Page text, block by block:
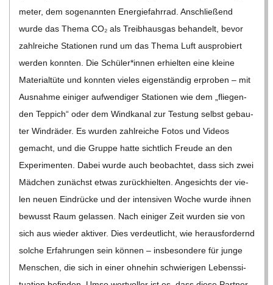
me­ter, dem soge­nann­ten Ener­gie­fahr­rad. Anschlie­ßend
wurde das Thema CO₂ als Treib­haus­gas behan­delt, bevor
zahl­rei­che Sta­tio­nen rund um das Thema Luft aus­pro­biert
wer­den konn­ten. Die Schüler*innen erhiel­ten eine kleine
Mate­ri­al­tüte und konn­ten vie­les eigen­stän­dig erpro­ben – mit
Aus­nahme eini­ger auf­wen­di­ger Sta­tio­nen wie dem „flie­gen­
den Tep­pich“ oder dem Wind­ka­nal zur Tes­tung selbst gebau­
ter Wind­rä­der. Es wur­den zahl­rei­che Fotos und Videos
gemacht, und die Gruppe hatte sicht­lich Freude an den
Expe­ri­men­ten. Dabei wurde auch beob­ach­tet, dass sich zwei
Mäd­chen zunächst etwas zurück­hiel­ten. Ange­sichts der vie­
len neuen Ein­drü­cke und der inten­si­ven Woche wurde ihnen
bewusst Raum gelas­sen. Nach eini­ger Zeit wur­den sie von
sich aus wie­der akti­ver. Dies ver­deut­licht, wie her­aus­for­dernd
sol­che Erfah­run­gen sein kön­nen – ins­be­son­dere für junge
Men­schen, die sich in einer ohne­hin schwie­ri­gen Lebens­si­